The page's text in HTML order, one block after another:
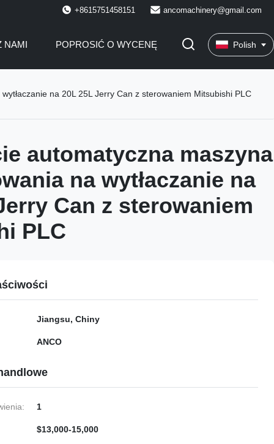
+8615751458151 ancomachinery@gmail.com
NAMI POPROSIĆ O WYCENĘ Polish
na 20L 25L Jerry Can z sterowaniem Mitsubishi PLC
automatyczna maszyna
na wytłaczanie na
Can z sterowaniem
PLC
Jiangsu, Chiny
ANCO
1
$13,000-15,000